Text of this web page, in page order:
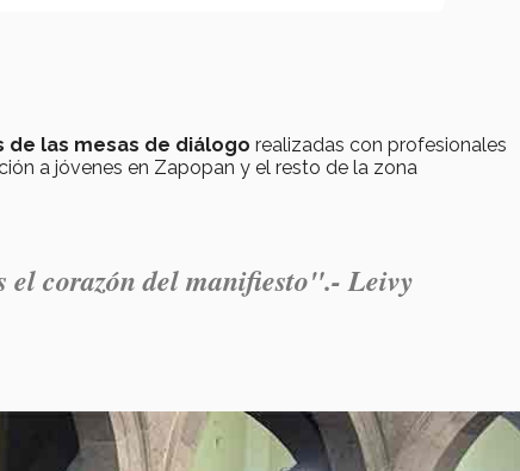
las mesas de diálogo realizadas con profesionales
a jóvenes en Zapopan y el resto de la zona
el corazón del manifiesto".- Leivy